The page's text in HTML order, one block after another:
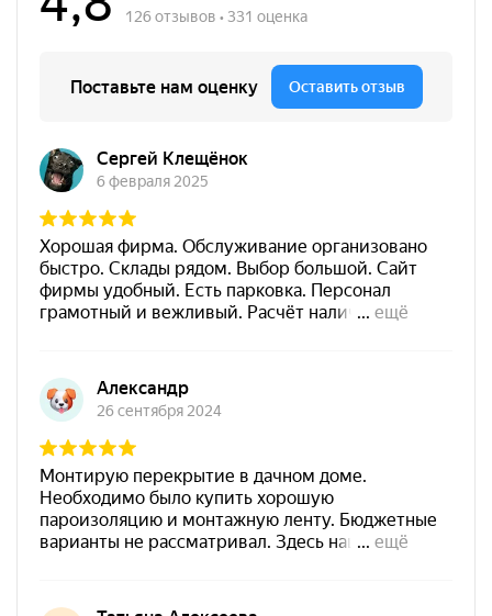
утеплителя), старой штукатурки, запас на кривизну
стены и глубину фиксации дюбеля в основании (не
Необходимое количество дюбелей 5-6 шт на 1 м2
(один по центру, остальные по углам или на стыках);
зданиях выше 20 метров – по 9 шт/м2 (на высоте
увеличивается ветровая нагрузка, а также давление
Теплоизоляционные плиты сначала крепят к стене
(пенополистирол на клей, а минеральную вату в
каркасах) и после чего фиксируют их дюбелями;